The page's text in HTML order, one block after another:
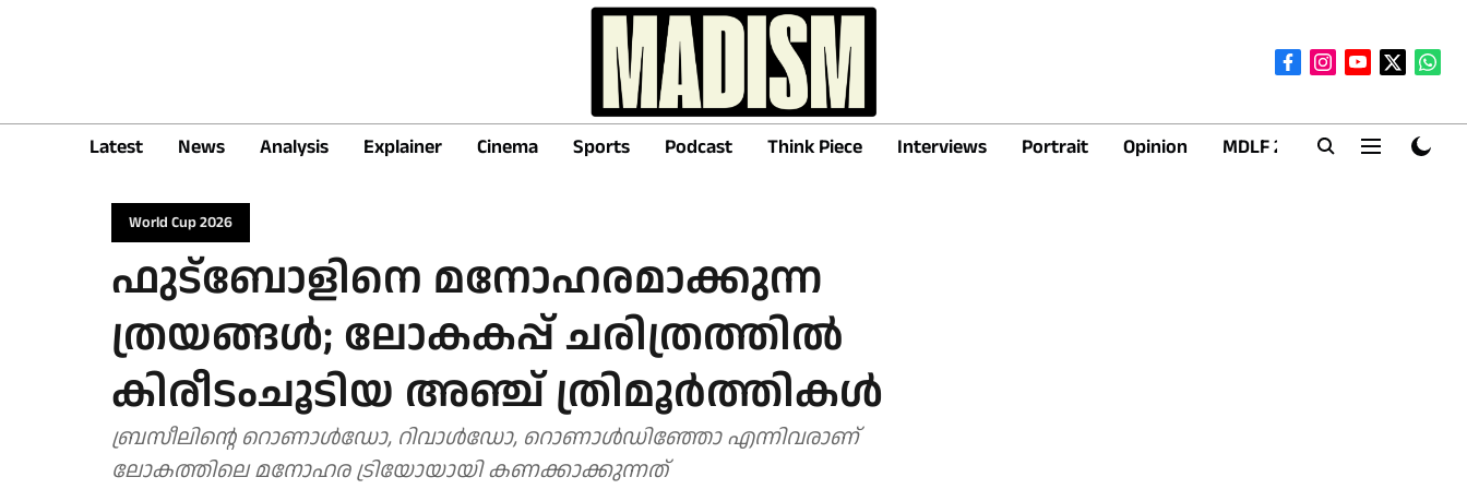
Latest News Analysis Explainer Cinema Sports Podcast Think Piece Interviews Portrait Opinion MDLF 2026
World Cup 2026
ഫുട്ബോളിനെ മനോഹരമാക്കുന്ന
ത്രയങ്ങൾ; ലോകകപ്പ് ചരിത്രത്തിൽ
കിരീടംചൂടിയ അഞ്ച് ത്രിമൂർത്തികൾ
ബ്രസീലിന്റെ റൊണാൾഡോ, റിവാൾഡോ, റൊണാൾഡിഞ്ഞോ എന്നിവരാണ്
ലോകത്തിലെ മനോഹര ട്രിയോയായി കണക്കാക്കുന്നത്